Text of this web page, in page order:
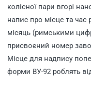
колісної пари вгорі
напис про місце та час
місяць (римськими
присвоєний номер
Місце для надпису
форми ВУ-92 роблять